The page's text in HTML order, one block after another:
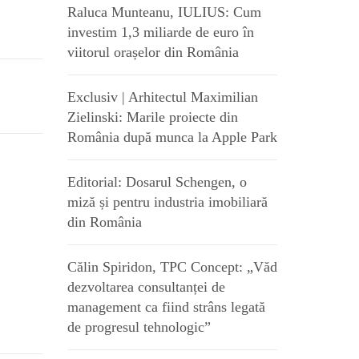
Raluca Munteanu, IULIUS: Cum
investim 1,3 miliarde de euro în
viitorul orașelor din România
Exclusiv | Arhitectul Maximilian
Zielinski: Marile proiecte din
România după munca la Apple Park
Editorial: Dosarul Schengen, o
miză și pentru industria imobiliară
din România
Călin Spiridon, TPC Concept: „Văd
dezvoltarea consultanței de
management ca fiind strâns legată
de progresul tehnologic”